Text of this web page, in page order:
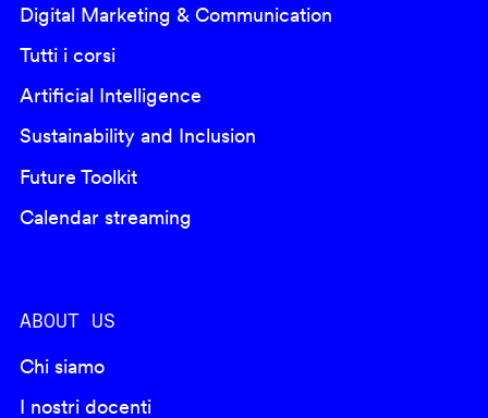
Digital Marketing & Communication
Tutti i corsi
Artificial Intelligence
Sustainability and Inclusion
Future Toolkit
Calendar streaming
ABOUT US
Chi siamo
I nostri docenti